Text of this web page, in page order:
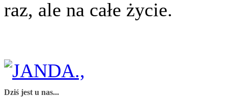
raz, ale na całe życie.
Dziś jest u nas...